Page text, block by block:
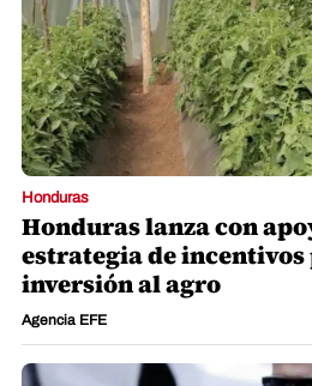
Honduras
Honduras lanza con
estrategia de
inversión al agro
Agencia EFE